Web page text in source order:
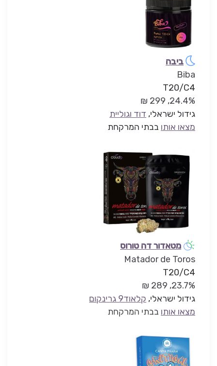
ביבה
Biba
T20/C4
24.4%, 299 ₪
גידול ישראלי, דוד וגוליית
מצאו אותו בבתי המרקחת
מטאדור דה טורוס
Matador de Toros
T20/C4
23.7%, 289 ₪
גידול ישראלי, קלאוד9 גרינקום
מצאו אותו בבתי המרקחת